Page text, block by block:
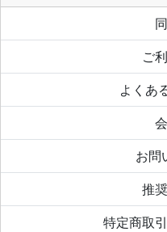
ご
よくあ
お問
推
特定商取